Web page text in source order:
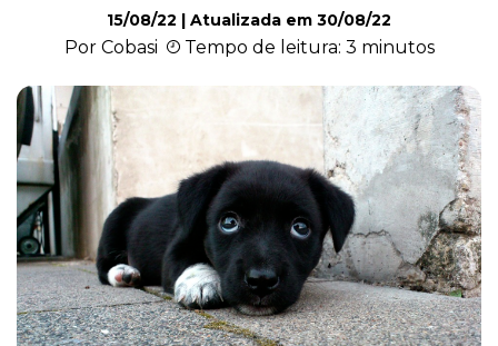
Curiosidades
Higiene
Saúde
15/08/22 | Atualizada em 30/08/22
Por Cobasi Tempo de leitura: 3 minutos